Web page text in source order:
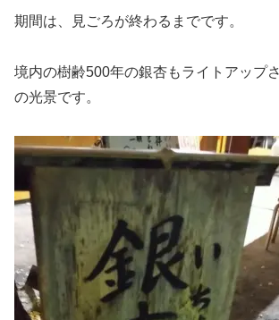
期間は、見ごろが終わるまでです。
境内の樹齢500年の銀杏もライトアップ
の光景です。